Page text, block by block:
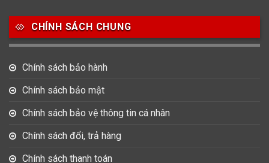
CHÍNH SÁCH CHUNG
Chính sách bảo hành
Chính sách bảo mật
Chính sách bảo vệ thông tin cá nhân
Chính sách đổi, trả hàng
Chính sách thanh toán